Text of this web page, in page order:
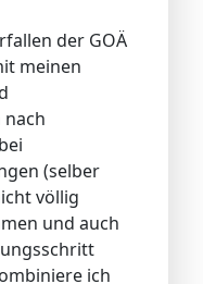
der GOÄ
meinen
(selber
völlig
und auch
ich